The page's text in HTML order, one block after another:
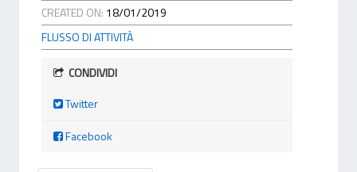
CREATED ON: 18/01/2019
FLUSSO DI ATTIVITÀ
CONDIVIDI
Twitter
Facebook